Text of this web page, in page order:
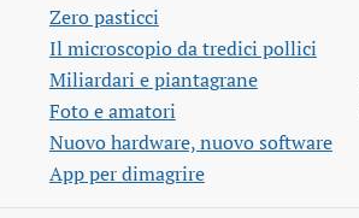
Zero pasticci
Il microscopio da tredici pollici
Miliardari e piantagrane
Foto e amatori
Nuovo hardware, nuovo software
App per dimagrire